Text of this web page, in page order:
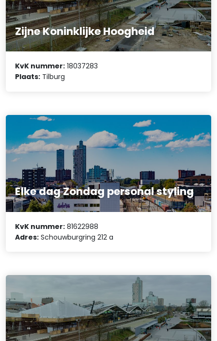
Zijne Koninklijke Hoogheid
KvK nummer: 18037283
Plaats: Tilburg
Elke dag Zondag personal styling
KvK nummer: 81622988
Adres: Schouwburgring 212 a